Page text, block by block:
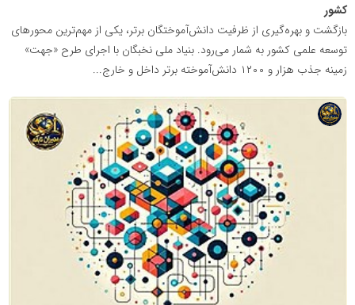
کشور
بازگشت و بهره‌گیری از ظرفیت دانش‌آموختگان برتر، یکی از مهم‌ترین محورهای
توسعه علمی کشور به شمار می‌رود. بنیاد ملی نخبگان با اجرای طرح «جهت»
زمینه جذب هزار و ۱۲۰۰ دانش‌آموخته برتر داخل و خارج...